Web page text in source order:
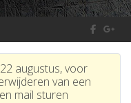
augustus, voor
van een
mail sturen